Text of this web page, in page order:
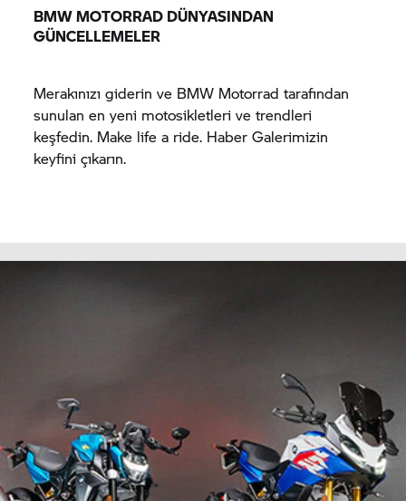
BMW MOTORRAD DÜNYASINDAN
GÜNCELLEMELER
Merakınızı giderin ve BMW Motorrad tarafından
sunulan en yeni motosikletleri ve trendleri
keşfedin. Make life a ride. Haber Galerimizin
keyfini çıkarın.